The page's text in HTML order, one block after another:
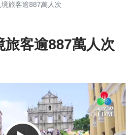
旅客逾887萬人次
旅客逾887萬人次